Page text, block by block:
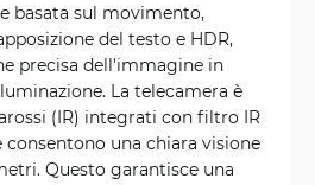
basata sul movimento,
del testo e HDR,
precisa dell'immagine in
La telecamera è
(IR) integrati con filtro IR
una chiara visione
Questo garantisce una